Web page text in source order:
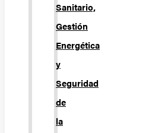
Sanitario,
Gestión
Energética
y
Seguridad
de
la